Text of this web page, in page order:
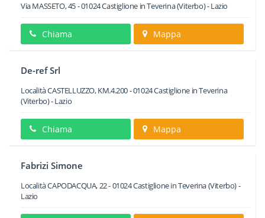
Via MASSETO, 45-01024Castiglione in Teverina(Viterbo) -Lazio
Chiama Mappa
De-ref Srl
Località CASTELLUZZO, KM.4.200-01024Castiglione in Teverina
(Viterbo) -Lazio
Chiama Mappa
Fabrizi Simone
Località CAPODACQUA, 22-01024Castiglione in Teverina(Viterbo) -
Lazio